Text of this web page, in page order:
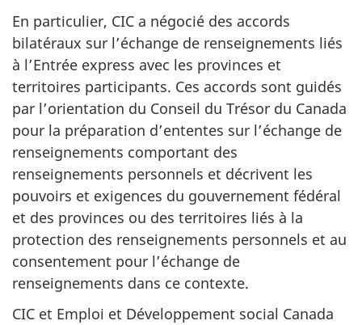
En particulier, CIC a négocié des accords
bilatéraux sur l’échange de renseignements liés
à l’Entrée express avec les provinces et
territoires participants. Ces accords sont guidés
par l’orientation du Conseil du Trésor du Canada
pour la préparation d’ententes sur l’échange de
renseignements comportant des
renseignements personnels et décrivent les
pouvoirs et exigences du gouvernement fédéral
et des provinces ou des territoires liés à la
protection des renseignements personnels et au
consentement pour l’échange de
renseignements dans ce contexte.
CIC et Emploi et Développement social Canada